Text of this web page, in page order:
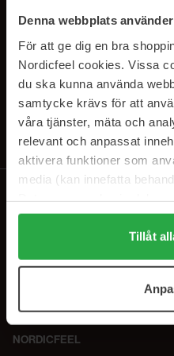
Denna webbplats
För att ge dig en bra
Nordicfeel cookies. Vissa
du ska kunna använda
samtycke krävs för att
våra tjänster, mäta och
relevant och anpassat
aktivera funktioner som
media (kan innefatta
Genom att trycka på "Tillåt
alla cookies, medan du
användningen av cookies.
samt vår Integritetspolicy.
Tillåt
PRENUMERERA
NYHETSBREV
E-postadress
Genom att prenumerera
NORDICFEEL